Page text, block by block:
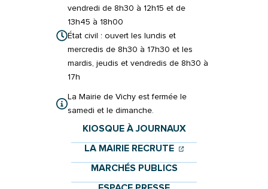
vendredi de 8h30 à 12h15 et de
13h45 à 18h00
État civil : ouvert les lundis et
mercredis de 8h30 à 17h30 et les
mardis, jeudis et vendredis de 8h30 à
17h
La Mairie de Vichy est fermée le
samedi et le dimanche.
KIOSQUE À JOURNAUX
LA MAIRIE RECRUTE (OUVERTURE
(OUVERTURE
MARCHÉS PUBLICS